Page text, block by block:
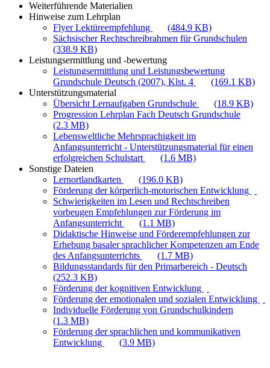
Weiterführende Materialien
Hinweise zum Lehrplan
Flyer Lektüreempfehlung
(484.9 KB)
Sächsischer Rechtschreibrahmen für Grundschulen
(338.9 KB)
Leistungsermittlung und -bewertung
Leistungsermittlung und Leistungsbewertung
Grundschule Deutsch (2007), Klst. 4
(169.1 KB)
Unterstützungsmaterial
Übersicht Lernaufgaben Grundschule
(18.9 KB)
Progression Lehrplan Fach Deutsch Grundschule
(2.3 MB)
Lebensweltliche Mehrsprachigkeit im
Anfangsunterricht - Unterstützungsmaterial für einen
erfolgreichen Schulstart
(1.6 MB)
Sonstige Dateien
Lernortlandkarten
(196.0 KB)
Förderung der körperlich-motorischen Entwicklung
Schwierigkeiten im Lesen und Rechtschreiben
vorbeugen Empfehlungen zur Förderung im
Anfangsunterricht
(1.1 MB)
Didaktische Hinweise und Förderempfehlungen zur
Erhebung basaler sprachlicher Kompetenzen am Ende
des Anfangsunterrichts
(1.7 MB)
Bildungsstandards für den Primarbereich - Deutsch
(252.3 KB)
Förderung der kognitiven Entwicklung
Förderung der emotionalen und sozialen Entwicklung
Individuelle Förderung von Grundschulkindern
(1.3 MB)
Förderung der sprachlichen und kommunikativen
Entwicklung
(3.9 MB)